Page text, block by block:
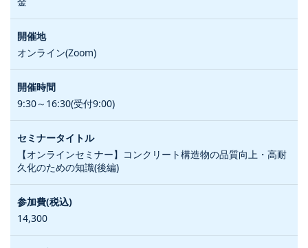
オンライン(Zoom)
9:30～16:30(受付9:00)
【オンラインセミナー】コンクリート構造物の品質向上・高耐
久化のための知識(後編)
14,300